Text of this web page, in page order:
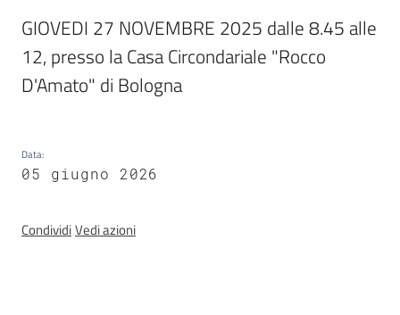
Assemblea
Attività
Per i media
GIOVEDI 27 NOVEMBRE 2025 dalle 8.45 alle
12, presso la Casa Circondariale "Rocco
D'Amato" di Bologna
Data:
05 giugno 2026
CondividiVedi azioni